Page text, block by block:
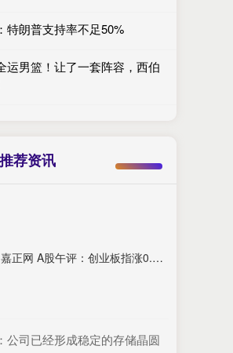
特朗普支持率不足50%
运男篮！让了一套阵容，西伯
推荐资讯
嘉正网 A股午评：创业板指涨0.16%，光刻机概念股延续强势
公司已经形成稳定的存储晶圆